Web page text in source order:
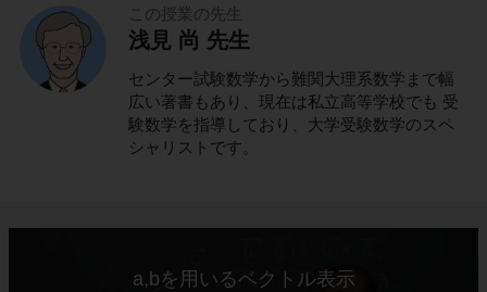
この授業の先生
浅見 尚 先生
センター試験数学から難関大理系数学まで幅
広い著書もあり、現在は私立高等学校でも 受
験数学を指導しており、大学受験数学のスペ
シャリストです。
a,bを用いるベクトル表示